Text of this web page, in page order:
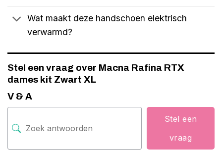
Wat maakt deze handschoen elektrisch
verwarmd?
Stel een vraag over Macna Rafina RTX
dames kit Zwart XL
V & A
Stel een
vraag